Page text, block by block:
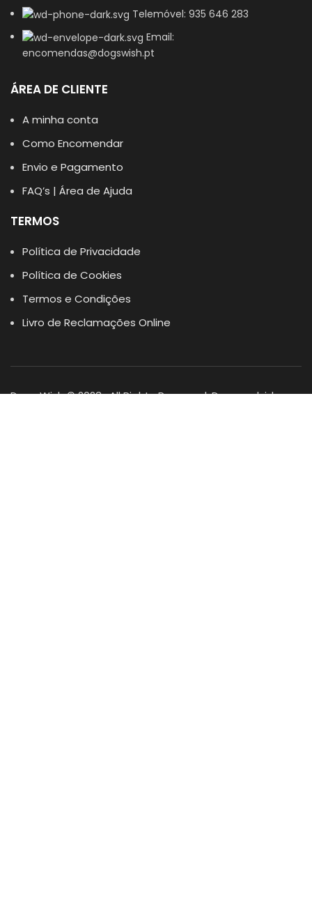
Telemóvel: 935 646 283
Email:
encomendas@dogswish.pt
ÁREA DE CLIENTE
A minha conta
Como Encomendar
Envio e Pagamento
FAQ’s | Área de Ajuda
TERMOS
Política de Privacidade
Política de Cookies
Termos e Condições
Livro de Reclamações Online
Dogs Wish © 2023 . All Rights Reserved. Desenvolvido por